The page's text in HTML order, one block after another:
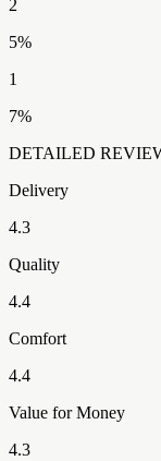
2
5%
1
7%
DETAILED
Delivery
4.3
Quality
4.4
Comfort
4.4
Value for Money
4.3